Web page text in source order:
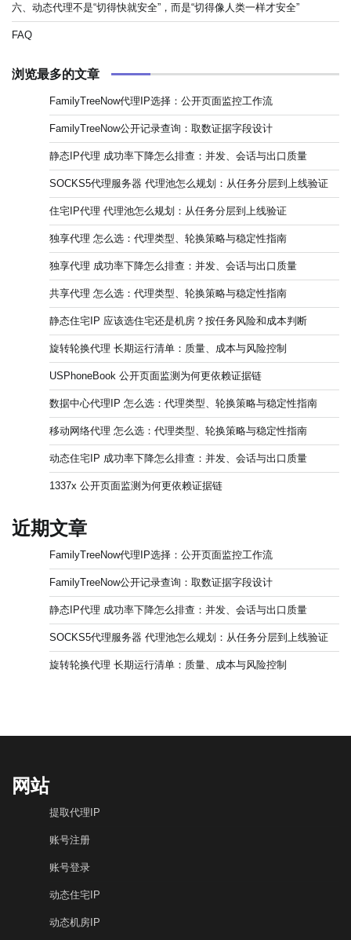
六、动态代理不是“切得快就安全”，而是“切得像人类一样才安全”
FAQ
浏览最多的文章
FamilyTreeNow代理IP选择：公开页面监控工作流
FamilyTreeNow公开记录查询：取数证据字段设计
静态IP代理 成功率下降怎么排查：并发、会话与出口质量
SOCKS5代理服务器 代理池怎么规划：从任务分层到上线验证
住宅IP代理 代理池怎么规划：从任务分层到上线验证
独享代理 怎么选：代理类型、轮换策略与稳定性指南
独享代理 成功率下降怎么排查：并发、会话与出口质量
共享代理 怎么选：代理类型、轮换策略与稳定性指南
静态住宅IP 应该选住宅还是机房？按任务风险和成本判断
旋转轮换代理 长期运行清单：质量、成本与风险控制
USPhoneBook 公开页面监测为何更依赖证据链
数据中心代理IP 怎么选：代理类型、轮换策略与稳定性指南
移动网络代理 怎么选：代理类型、轮换策略与稳定性指南
动态住宅IP 成功率下降怎么排查：并发、会话与出口质量
1337x 公开页面监测为何更依赖证据链
近期文章
FamilyTreeNow代理IP选择：公开页面监控工作流
FamilyTreeNow公开记录查询：取数证据字段设计
静态IP代理 成功率下降怎么排查：并发、会话与出口质量
SOCKS5代理服务器 代理池怎么规划：从任务分层到上线验证
旋转轮换代理 长期运行清单：质量、成本与风险控制
网站
提取代理IP
账号注册
账号登录
动态住宅IP
动态机房IP